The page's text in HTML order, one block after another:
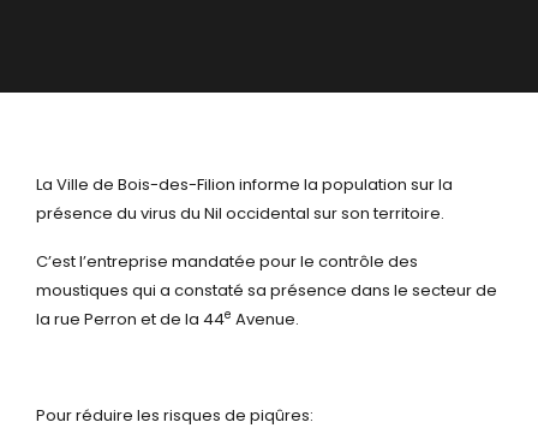
La Ville de Bois-des-Filion informe la population sur la
présence du virus du Nil occidental sur son territoire.
C’est l’entreprise mandatée pour le contrôle des
moustiques qui a constaté sa présence dans le secteur de
la rue Perron et de la 44e Avenue.
Pour réduire les risques de piqûres: